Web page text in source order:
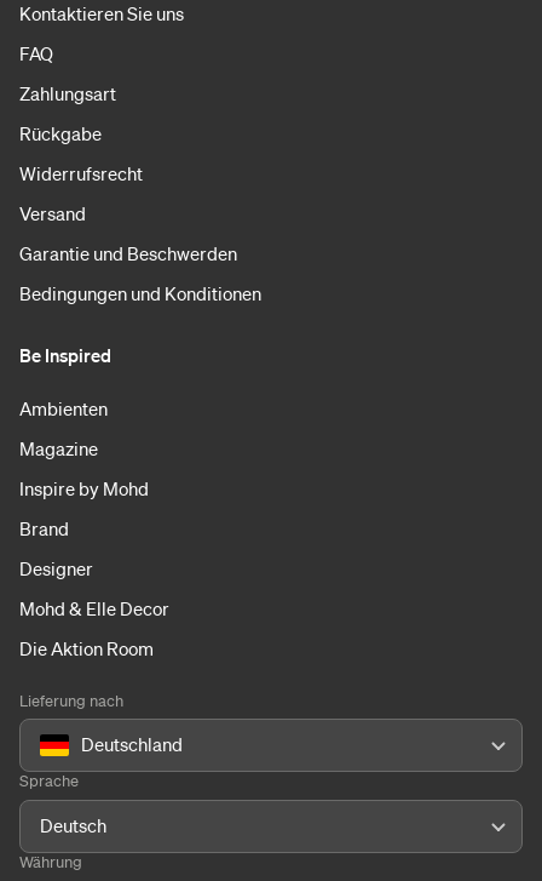
Kontaktieren Sie uns
FAQ
Zahlungsart
Rückgabe
Widerrufsrecht
Versand
Garantie und Beschwerden
Bedingungen und Konditionen
Be Inspired
Ambienten
Magazine
Inspire by Mohd
Brand
Designer
Mohd & Elle Decor
Die Aktion Room
Lieferung nach
Deutschland
Sprache
Deutsch
Währung